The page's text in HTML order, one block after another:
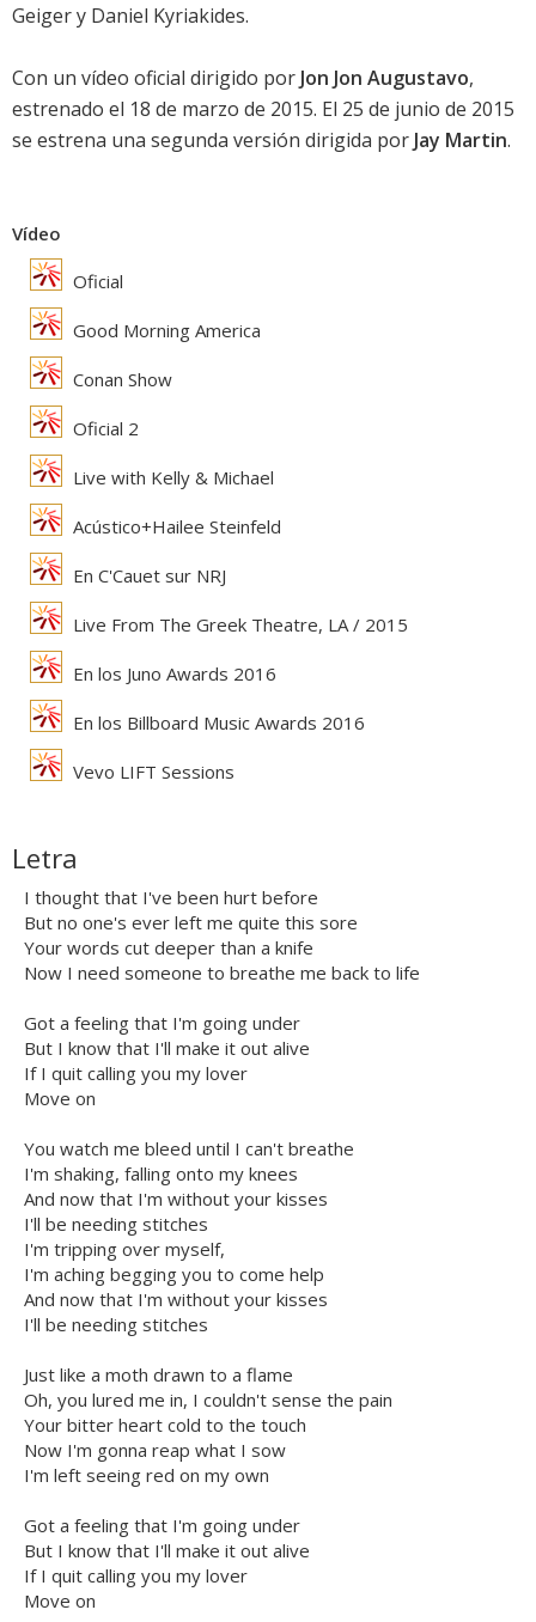
Geiger y Daniel Kyriakides.
Con un vídeo oficial dirigido por Jon Jon Augustavo,
estrenado el 18 de marzo de 2015. El 25 de junio de 2015
se estrena una segunda versión dirigida por Jay Martin.
Vídeo
Oficial
Good Morning America
Conan Show
Oficial 2
Live with Kelly & Michael
Acústico+Hailee Steinfeld
En C'Cauet sur NRJ
Live From The Greek Theatre, LA / 2015
En los Juno Awards 2016
En los Billboard Music Awards 2016
Vevo LIFT Sessions
Letra
I thought that I've been hurt before
But no one's ever left me quite this sore
Your words cut deeper than a knife
Now I need someone to breathe me back to life
Got a feeling that I'm going under
But I know that I'll make it out alive
If I quit calling you my lover
Move on
You watch me bleed until I can't breathe
I'm shaking, falling onto my knees
And now that I'm without your kisses
I'll be needing stitches
I'm tripping over myself,
I'm aching begging you to come help
And now that I'm without your kisses
I'll be needing stitches
Just like a moth drawn to a flame
Oh, you lured me in, I couldn't sense the pain
Your bitter heart cold to the touch
Now I'm gonna reap what I sow
I'm left seeing red on my own
Got a feeling that I'm going under
But I know that I'll make it out alive
If I quit calling you my lover
Move on